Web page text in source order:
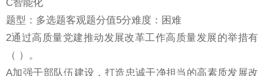
题型：多选题客观题分值5分难度：困难
2通过高质量党建推动发展改革工作高质量发展的举措有
（ ）。
A加强干部队伍建设，打造忠诚干净担当的高素质发展改